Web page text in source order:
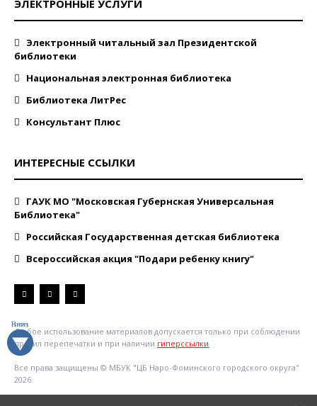
ЭЛЕКТРОННЫЕ УСЛУГИ
Электронный читальный зал Президентской
библиотеки
Национальная электронная библиотека
Библиотека ЛитРес
Консультант Плюс
ИНТЕРЕСНЫЕ ССЫЛКИ
ГАУК МО "Московская Губернская Универсальная
Библиотека"
Российская Государственная детская библиотека
Всероссийская акция "Подари ребенку книгу"
Любое использование материалов допускается только при соблюдении
правил перепечатки и при наличии гиперссылки
Все права защищены © МБУК "ЦБ Наро-Фоминского городского округа"
2026.